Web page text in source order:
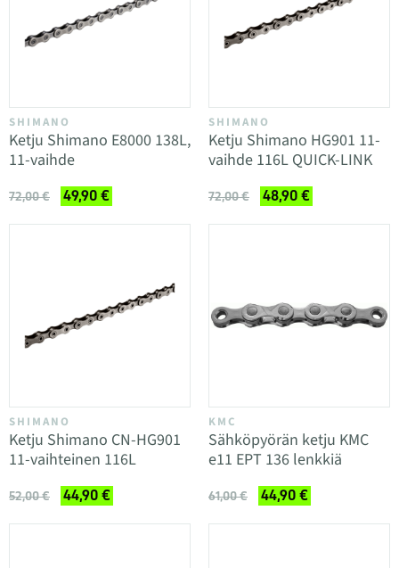
SHIMANO
Ketju Shimano E8000 138L,
11-vaihde
72,00 € 49,90 €
SHIMANO
Ketju Shimano HG901 11-
vaihde 116L QUICK-LINK
72,00 € 48,90 €
SHIMANO
Ketju Shimano CN-HG901
11-vaihteinen 116L
52,00 € 44,90 €
KMC
Sähköpyörän ketju KMC
e11 EPT 136 lenkkiä
61,00 € 44,90 €